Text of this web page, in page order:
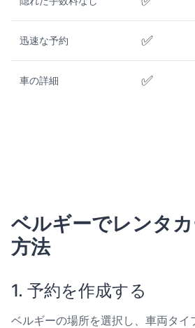
迅速な予約 ✅
車の詳細 ✅
ベルギーでレンタ
方法
1. 予約を作成する
ベルギーの場所を選択し、車両タイ